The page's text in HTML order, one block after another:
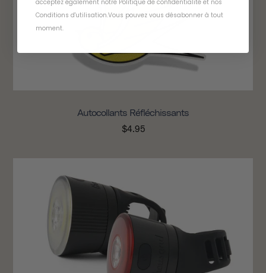
Autocollants Réfléchissants
$4.95
acceptez également notre Politique de confidentialité et nos
Conditions d'utilisation.Vous pouvez vous désabonner à tout
moment.